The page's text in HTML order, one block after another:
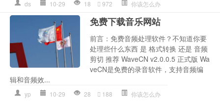
ds 10-29 18 972 你该怎么办
免费下载音乐网站
前言：免费音频处理软件？不知道你要
处理些什么东西 是 格式转换 还是 音频
剪切 推荐 WaveCN v2.0.0.5 正式版 Wa
veCN是免费的录音软件，支持音频编
辑和音频效...
yp 10-29 28 188 你该怎么办